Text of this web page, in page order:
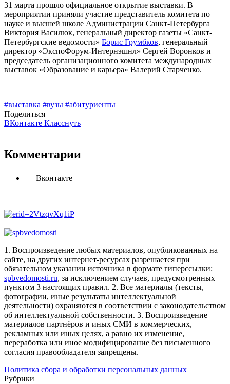
31 марта прошло официальное открытие выставки. В
мероприятии приняли участие представитель комитета по
науке и высшей школе Администрации Санкт-Петербурга
Виктория Василюк, генеральный директор газеты «Санкт-
Петербургские ведомости» Борис Грумбков, генеральный
директор «ЭкспоФорум-Интернэшнл» Сергей Воронков и
председатель организационного комитета международных
выставок «Образование и карьера» Валерий Старченко.
#выставка #вузы #абитуриенты
Поделиться
ВКонтакте Класснуть
Комментарии
Вконтакте
1. Воспроизведение любых материалов, опубликованных на
сайте, на других интернет-ресурсах разрешается при
обязательном указании источника в формате гиперссылки:
spbvedomosti.ru, за исключением случаев, предусмотренных
пунктом 3 настоящих правил. 2. Все материалы (тексты,
фотографии, иные результаты интеллектуальной
деятельности) охраняются в соответствии с законодательством
об интеллектуальной собственности. 3. Воспроизведение
материалов партнёров и иных СМИ в коммерческих,
рекламных или иных целях, а равно их изменение,
переработка или иное модифицирование без письменного
согласия правообладателя запрещены.
Политика сбора и обработки персональных данных
Рубрики